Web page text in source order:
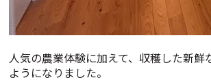
人気の農業体験に加えて、収穫した新
ようになりました。